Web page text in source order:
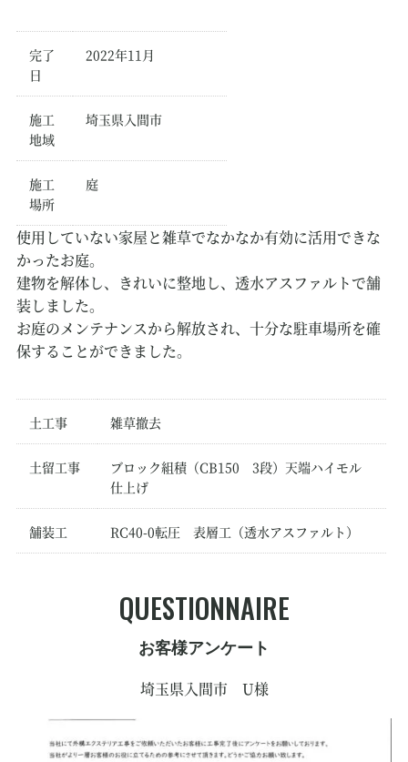
完了
日
2022年11月
施工
地域
埼玉県入間市
施工
場所
庭
使用していない家屋と雑草でなかなか有効に活用できな
かったお庭。
建物を解体し、きれいに整地し、透水アスファルトで舗
装しました。
お庭のメンテナンスから解放され、十分な駐車場所を確
保することができました。
土工事 雑草撤去
土留工事
ブロック組積（CB150 3段）天端ハイモル
仕上げ
舗装工 RC40-0転圧 表層工（透水アスファルト）
QUESTIONNAIRE
お客様アンケート
埼玉県入間市 U様